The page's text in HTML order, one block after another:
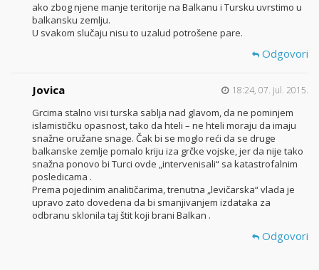
ako zbog njene manje teritorije na Balkanu i Tursku uvrstimo u
balkansku zemlju.
U svakom slučaju nisu to uzalud potrošene pare.
Odgovori
Jovica 18:24, 07. jul. 2015.
Grcima stalno visi turska sablja nad glavom, da ne pominjem
islamističku opasnost, tako da hteli – ne hteli moraju da imaju
snažne oružane snage. Čak bi se moglo reći da se druge
balkanske zemlje pomalo kriju iza grčke vojske, jer da nije tako
snažna ponovo bi Turci ovde „intervenisali“ sa katastrofalnim
posledicama .
Prema pojedinim analitičarima, trenutna „levičarska“ vlada je
upravo zato dovedena da bi smanjivanjem izdataka za
odbranu sklonila taj štit koji brani Balkan .
Odgovori